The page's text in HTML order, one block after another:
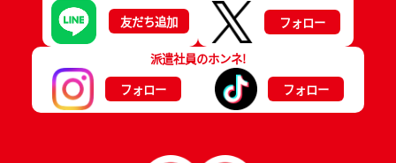
友だち追加
フォロー
派遣社員のホンネ!
フォロー
フォロー